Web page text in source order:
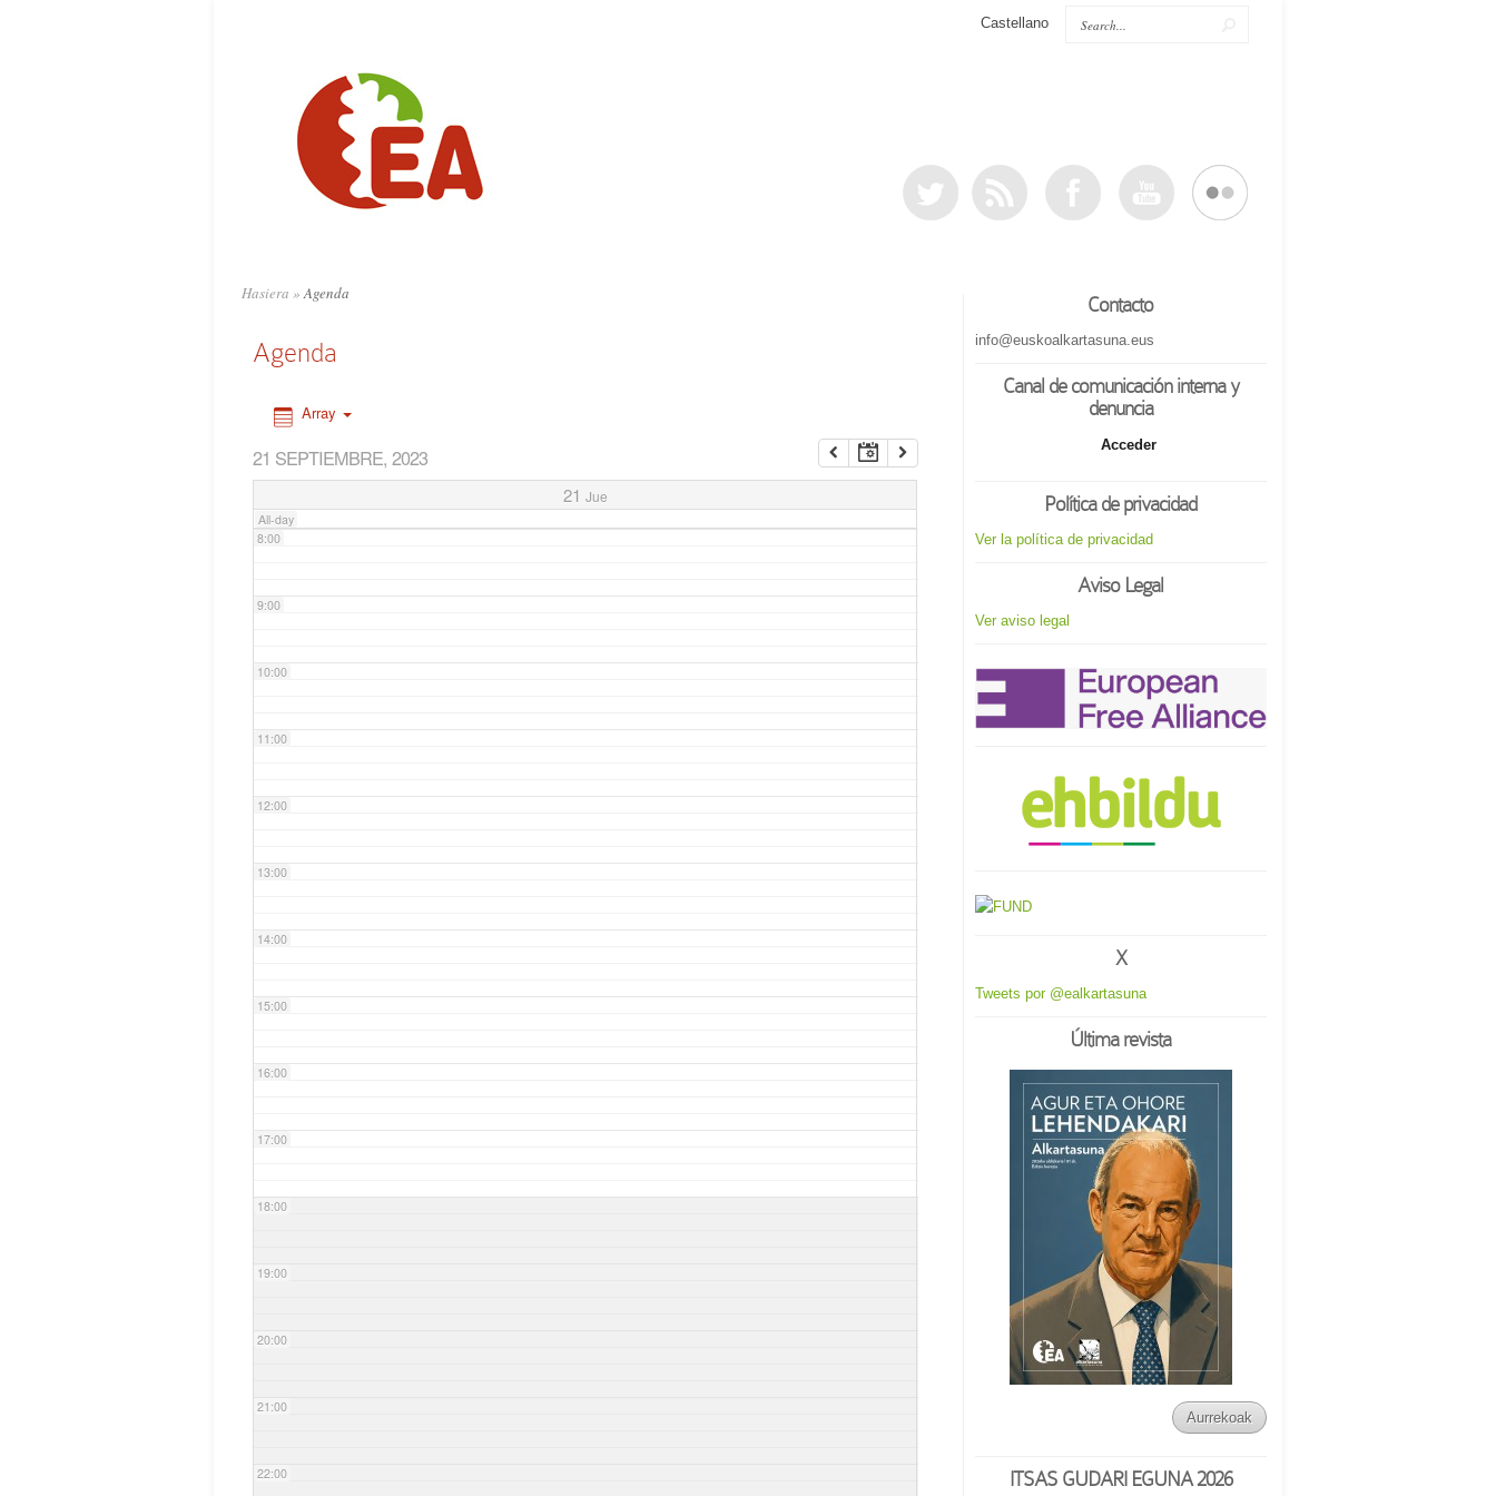
Castellano
Hasiera »Agenda
Agenda
Array
21 SEPTIEMBRE, 2023
21 Jue
All-day
6:00
8:00
9:00
10:00
11:00
12:00
13:00
14:00
15:00
16:00
17:00
18:00
19:00
20:00
21:00
22:00
Contacto
info@euskoalkartasuna.eus
Canal de comunicación interna y
denuncia
Acceder
Política de privacidad
Ver la política de privacidad
Aviso Legal
Ver aviso legal
X
Tweets por @ealkartasuna
Última revista
Aurrekoak
ITSAS GUDARI EGUNA 2026